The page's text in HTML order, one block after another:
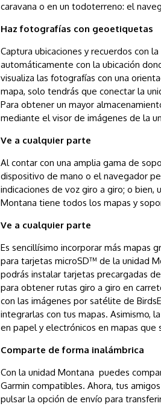
caravana o en un todoterreno: el
Haz fotografías con geoetiquetas
Captura ubicaciones y recuerdos con
automáticamente con la ubicación
visualiza las fotografías con una
mapa, solo tendrás que conectar la
Para obtener un mayor
mediante el visor de imágenes de la
Ve a cualquier parte
Al contar con una amplia gama de
dispositivo de mano o el navegador
indicaciones de voz giro a giro; o
Montana tiene todos los mapas y
Ve a cualquier parte
Es sencillísimo incorporar más mapas
para tarjetas microSD™ de la unidad
podrás instalar tarjetas precargadas
para obtener rutas giro a giro en
con las imágenes por satélite de
integrarlas con tus mapas. Asimismo,
en papel y electrónicos en mapas
Comparte de forma inalámbrica
Con la unidad Montana puedes
Garmin compatibles. Ahora, tus
pulsar la opción de envío para